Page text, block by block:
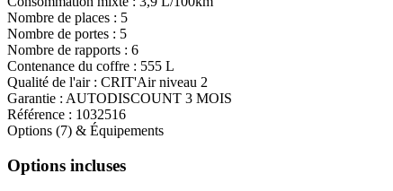
Nombre de places : 5
Nombre de portes : 5
Nombre de rapports : 6
Contenance du coffre : 555 L
Qualité de l'air : CRIT'Air niveau 2
Garantie : AUTODISCOUNT 3 MOIS
Référence : 1032516
Options (7) & Équipements
Options incluses